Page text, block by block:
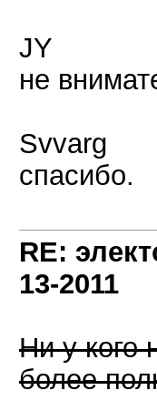
JY
не
Svvarg
спасибо.
RE:
13-2011
Ни у кого
более